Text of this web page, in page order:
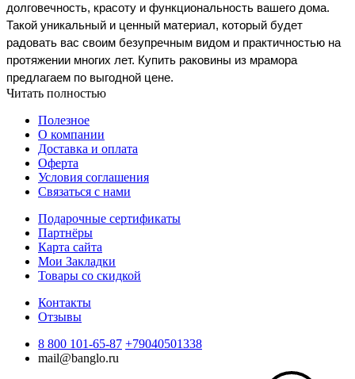
долговечность, красоту и функциональность вашего дома.
Такой уникальный и ценный материал, который будет
радовать вас своим безупречным видом и практичностью на
протяжении многих лет. Купить раковины из мрамора
предлагаем по выгодной цене.
Читать полностью
Полезное
О компании
Доставка и оплата
Оферта
Условия соглашения
Связаться с нами
Подарочные сертификаты
Партнёры
Карта сайта
Мои Закладки
Товары со скидкой
Контакты
Отзывы
8 800 101-65-87 +79040501338
mail@banglo.ru